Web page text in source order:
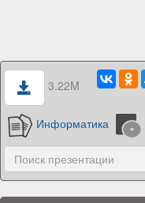
3.22M
Информатика